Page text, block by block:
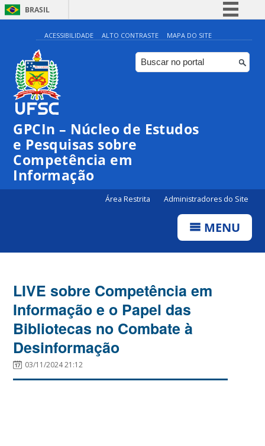
BRASIL
Simplifique!
Comunica BR
Participe
Canais
ACESSIBILIDADE ALTO CONTRASTE MAPA DO SITE
GPCIn – Núcleo de Estudos
e Pesquisas sobre
Competência em
Informação
Área Restrita Administradores do Site
MENU
LIVE sobre Competência em
Informação e o Papel das
Bibliotecas no Combate à
Desinformação
03/11/2024 21:12